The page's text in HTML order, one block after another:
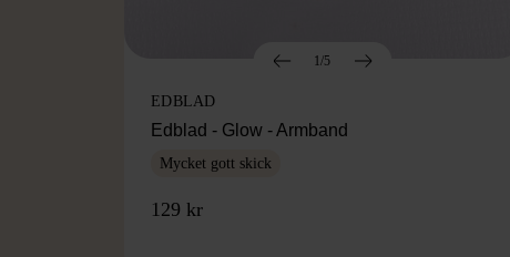
1/5
EDBLAD
Edblad - Glow - Armband
Mycket gott skick
129 kr